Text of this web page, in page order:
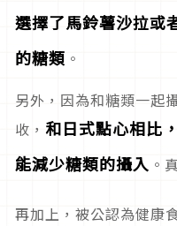
選擇了馬鈴薯沙拉或
的糖類 。
另外，因為和糖類一起
收， 和日式點心相比
能減少糖類的攝入 。
再加上，被公認為健康